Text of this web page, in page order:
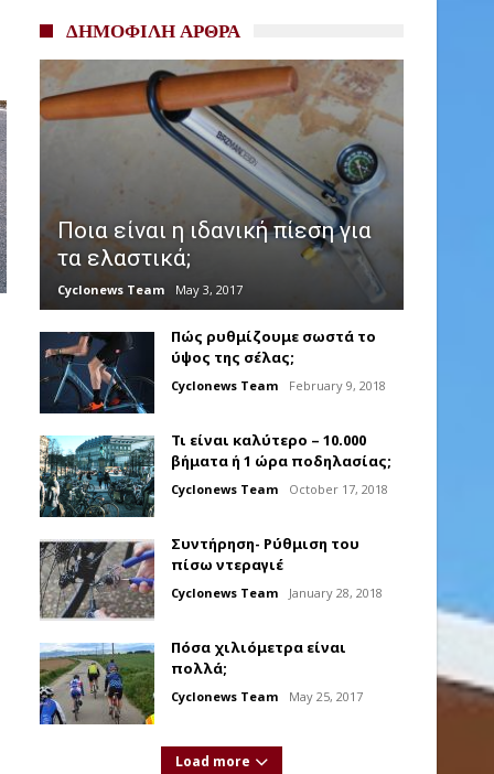
ΔΗΜΟΦΙΛΗ ΑΡΘΡΑ
Ποια είναι η ιδανική πίεση για
τα ελαστικά;
Cyclonews Team May 3, 2017
Πώς ρυθμίζουμε σωστά το
ύψος της σέλας;
Cyclonews Team February 9, 2018
Τι είναι καλύτερο – 10.000
βήματα ή 1 ώρα ποδηλασίας;
Cyclonews Team October 17, 2018
Συντήρηση- Ρύθμιση του
πίσω ντεραγιέ
Cyclonews Team January 28, 2018
Πόσα χιλιόμετρα είναι
πολλά;
Cyclonews Team May 25, 2017
Load more